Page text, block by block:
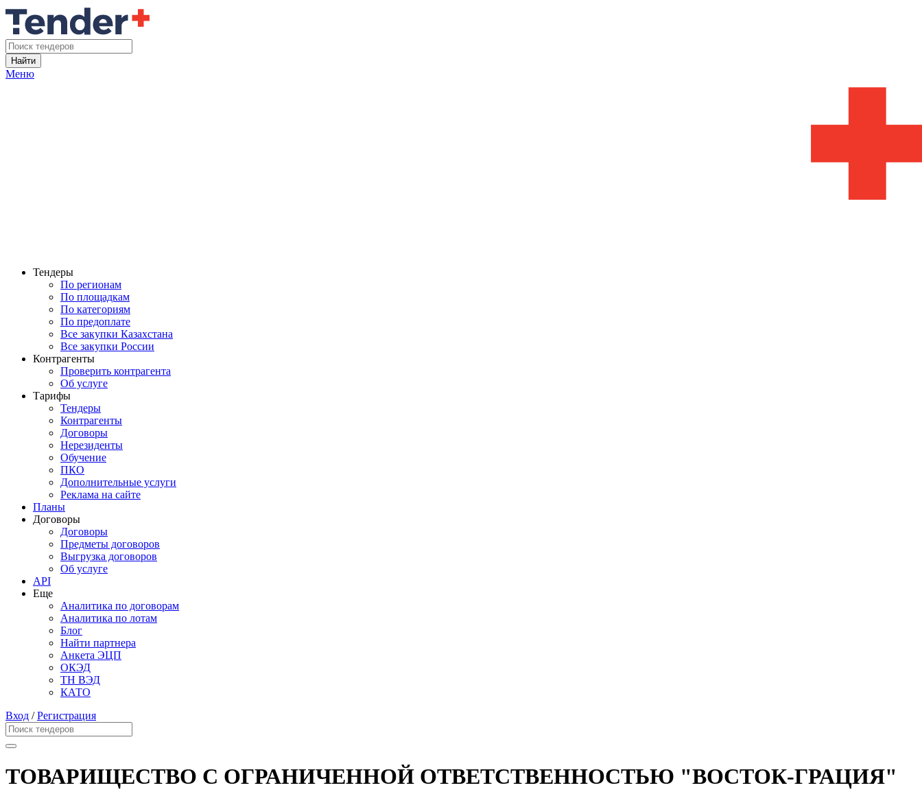
Найти
Меню
Тендеры
По регионам
По площадкам
По категориям
По предоплате
Все закупки Казахстана
Все закупки России
Контрагенты
Проверить контрагента
Об услуге
Тарифы
Тендеры
Контрагенты
Договоры
Нерезиденты
Обучение
ПКО
Дополнительные услуги
Реклама на сайте
Планы
Договоры
Договоры
Предметы договоров
Выгрузка договоров
Об услуге
API
Еще
Аналитика по договорам
Аналитика по лотам
Блог
Найти партнера
Анкета ЭЦП
ОКЭД
ТН ВЭД
КАТО
Вход /Регистрация
ТОВАРИЩЕСТВО С ОГРАНИЧЕННОЙ ОТВЕТСТВЕННОСТЬЮ "ВОСТОК-ГРАЦИЯ"